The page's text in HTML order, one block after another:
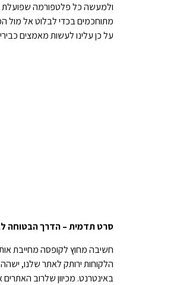
ולמעשה כל פלטפורמה שפועלת
מתוחכמים בכדי לבלוט אל מול
על כן עלינו לעשות מאמצים
סרט תדמית – הדרך הבטוחה
חשיבה מחוץ לקופסה מחייבת
הלקוחות ירותק לאתר שלנו, ישהה
באינטרנט. מכיוון שלרוב